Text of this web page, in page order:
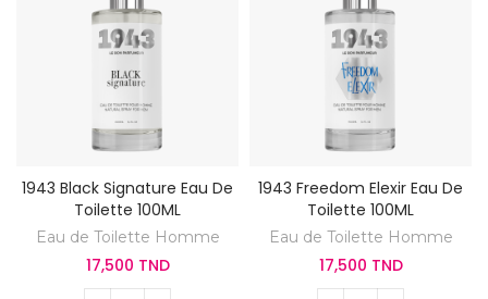
1943 Black Signature Eau De
Toilette 100ML
Eau de Toilette Homme
17,500 TND
1943 Freedom Elexir Eau De
Toilette 100ML
Eau de Toilette Homme
17,500 TND